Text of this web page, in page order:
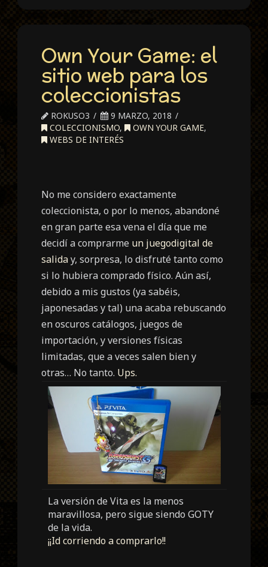
Own Your Game: el
sitio web para los
coleccionistas
ROKUSO3
9 MARZO, 2018
COLECCIONISMO, OWN YOUR GAME,
WEBS DE INTERÉS
No me considero exactamente
coleccionista, o por lo menos, abandoné
en gran parte esa vena el día que me
decidí a comprarme un juegodigital de
saliday, sorpresa, lo disfruté tanto como
si lo hubiera comprado físico. Aún así,
debido a mis gustos (ya sabéis,
japonesadas y tal) una acaba rebuscando
en oscuros catálogos, juegos de
importación, y versiones físicas
limitadas, que a veces salen bien y
otras… No tanto. Ups.
La versión de Vita es la menos
maravillosa, pero sigue siendo GOTY
de la vida.
¡¡Id corriendo a comprarlo!!